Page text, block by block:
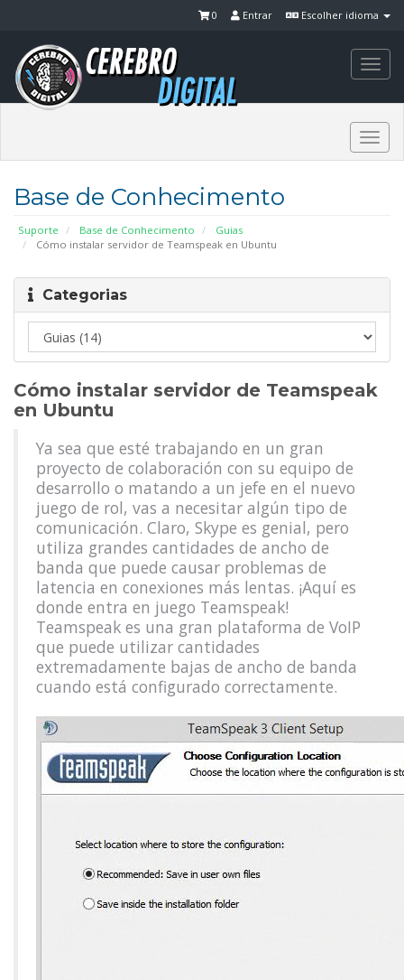
Escolher idioma
Entrar
0
Base de Conhecimento
Suporte Base de Conhecimento
Guias
Cómo instalar servidor de Teamspeak en Ubuntu
Categorias
Cómo instalar servidor de Teamspeak
en Ubuntu
Ya sea que esté trabajando en un gran
proyecto de colaboración con su equipo de
desarrollo o matando a un jefe en el nuevo
juego de rol, vas a necesitar algún tipo de
comunicación. Claro, Skype es genial, pero
utiliza grandes cantidades de ancho de
banda que puede causar problemas de
latencia en conexiones más lentas. ¡Aquí es
donde entra en juego Teamspeak!
Teamspeak es una gran plataforma de VoIP
que puede utilizar cantidades
extremadamente bajas de ancho de banda
cuando está configurado correctamente.